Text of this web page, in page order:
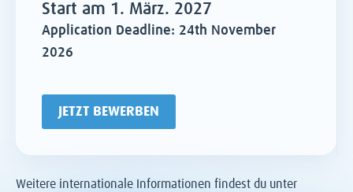
Start am 1. März. 2027
Application Deadline: 24th November
2026
JETZT BEWERBEN
Weitere internationale Informationen findest du unter